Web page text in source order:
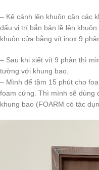
– Kê cánh lên khuôn căn các
dấu vị trí bắn bản lề lên
khuôn cửa bằng vít inox 9
– Sau khi xiết vít 9 phân thì
tường với khung bao.
– Mình để tầm 15 phút cho
foam cứng. Thì mình sẽ dùng
khung bao (FOARM có tác